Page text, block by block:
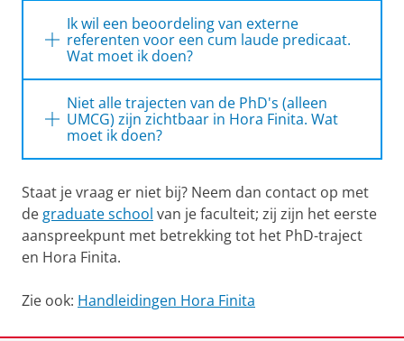
promovendus krijg je toegang tot de
informatie over de PhD track. Je kunt inloggen
op Hora Finita met je p-nummer.
Ik wil een beoordeling van externe
referenten voor een cum laude predicaat.
Wat moet ik doen?
aangeven dat een proefschrift cum laude-
waardig is en referenten voorstellen. Indien de
beoordelingscommissie unaniem aangeeft dat
pedel van de faculteit of een medewerker van
de graduate school de namen van de
referenten invullen en moet de decaan deze
goedkeuren.
Na deze goedkeuring zal de referenten
Niet alle trajecten van de PhD's (alleen
UMCG) zijn zichtbaar in Hora Finita. Wat
moet ik doen?
worden alleen de actieve trajecten getoond.
Door op het kruisje naast het filter 'actief filter
aanpassen ' te klikken (zie afbeelding) worden
alle trajecten zichtbaar.
Staat je vraag er niet bij? Neem dan contact op met
de graduate school van je faculteit; zij zijn het eerste
aanspreekpunt met betrekking tot het PhD-traject
en Hora Finita.
Zie ook: Handleidingen Hora Finita